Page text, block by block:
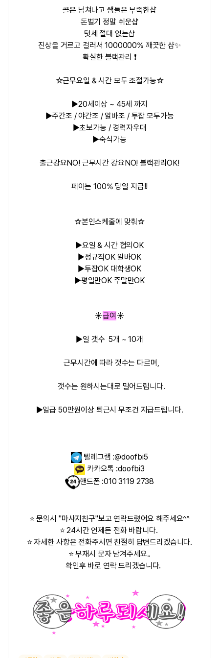
콜은 넘쳐나고 쌤들은 부족한샵
돈벌기 정말 쉬운샵
텃세 절대 없는샵
진상을 거르고 걸러서 1000000% 깨끗한 샵✨
확실한 블랙관리 ❗
☆근무요일 & 시간 모두 조절가능☆
▶20세이상 ~ 45세 까지
▶주간조 / 야간조 / 알바조 / 투잡 모두가능
▶초보가능 / 경력자우대
▶숙식가능
출근강요NO! 근무시간 강요NO! 블랙관리OK!
페이는 100% 당일 지급!!
☆본인스케줄에 맞춰☆
▶요일 & 시간 협의OK
▶정규직OK 알바OK
▶투잡OK 대학생OK
▶평일만OK 주말만OK
☀️급여 ☀️
▶일 갯수 5개 ~ 10개
근무시간에 따라 갯수는 다르며,
갯수는 원하시는대로 밀어드립니다.
▶일급 50만원이상 퇴근시 무조건 지급드립니다.
텔레그램 :@doofbi5
카카오톡 :doofbi3
핸드폰 :010 3119 2738
⭐ 문의시 "마사지친구"보고 연락드렸어요 해주세요^^
⭐ 24시간 언제든 전화 바랍니다.
⭐ 자세한 사항은 전화주시면 친절히 답변드리겠습니다.
⭐ 부재시 문자 남겨주세요..
확인후 바로 연락 드리겠습니다.